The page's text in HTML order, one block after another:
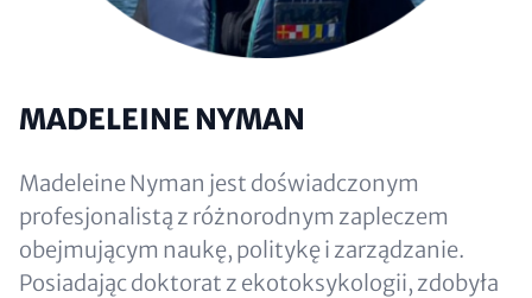
MADELEINE NYMAN
Madeleine Nyman jest doświadczonym
profesjonalistą z różnorodnym zapleczem
obejmującym naukę, politykę i zarządzanie.
Posiadając doktorat z ekotoksykologii, zdobyła